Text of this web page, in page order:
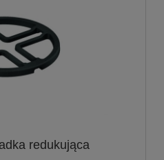
redukująca